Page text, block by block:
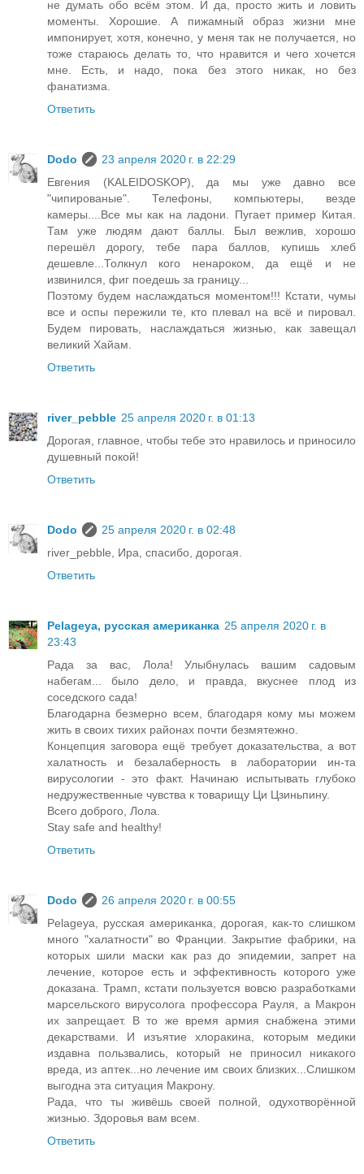
не думать обо всём этом. И да, просто жить и ловить
моменты. Хорошие. А пижамный образ жизни мне
импонирует, хотя, конечно, у меня так не получается, но
тоже стараюсь делать то, что нравится и чего хочется
мне. Есть, и надо, пока без этого никак, но без
фанатизма.
Ответить
Dodo
23 апреля 2020 г. в 22:29
Евгения (KALEIDOSKOP), да мы уже давно все
"чипированые". Телефоны, компьютеры, везде
камеры....Все мы как на ладони. Пугает пример Китая.
Там уже людям дают баллы. Был вежлив, хорошо
перешёл дорогу, тебе пара баллов, купишь хлеб
дешевле...Толкнул кого ненароком, да ещё и не
извинился, фиг поедешь за границу...
Поэтому будем наслаждаться моментом!!! Кстати, чумы
все и оспы пережили те, кто плевал на всё и пировал.
Будем пировать, наслаждаться жизнью, как завещал
великий Хайам.
Ответить
river_pebble 25 апреля 2020 г. в 01:13
Дорогая, главное, чтобы тебе это нравилось и приносило
душевный покой!
Ответить
Dodo
25 апреля 2020 г. в 02:48
river_pebble, Ира, спасибо, дорогая.
Ответить
Pelageya, русская американка 25 апреля 2020 г. в
23:43
Рада за вас, Лола! Улыбнулась вашим садовым
набегам... было дело, и правда, вкуснее плод из
соседского сада!
Благодарна безмерно всем, благодаря кому мы можем
жить в своих тихих районах почти безмятежно.
Концепция заговора ещё требует доказательства, а вот
халатность и безалаберность в лаборатории ин-та
вирусологии - это факт. Начинаю испытывать глубоко
недружественные чувства к товарищу Ци Цзиньпину.
Всего доброго, Лола.
Stay safe and healthy!
Ответить
Dodo
26 апреля 2020 г. в 00:55
Pelageya, русская американка, дорогая, как-то слишком
много "халатности" во Франции. Закрытие фабрики, на
которых шили маски как раз до эпидемии, запрет на
лечение, которое есть и эффективность которого уже
доказана. Трамп, кстати пользуется вовсю разработками
марсельского вирусолога профессора Рауля, а Макрон
их запрещает. В то же время армия снабжена этими
декарствами. И изъятие хлоракина, которым медики
издавна пользвались, который не приносил никакого
вреда, из аптек...но лечение им своих близких...Слишком
выгодна эта ситуация Макрону.
Рада, что ты живёшь своей полной, одухотворённой
жизнью. Здоровья вам всем.
Ответить